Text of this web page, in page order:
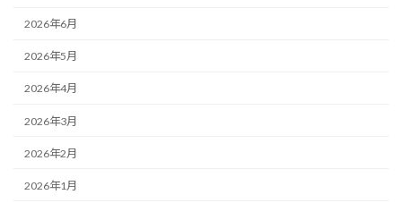
2026年6月
2026年5月
2026年4月
2026年3月
2026年2月
2026年1月